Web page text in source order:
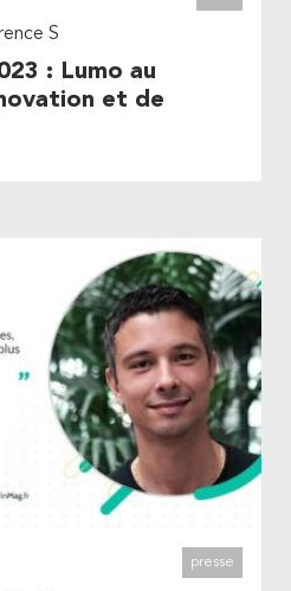
S
: Lumo au
et de
presse